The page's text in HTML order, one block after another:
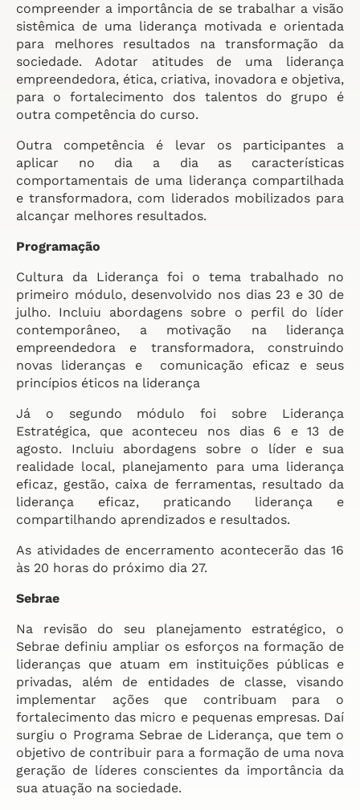
compreender a importância de se trabalhar a visão
sistêmica de uma liderança motivada e orientada
para melhores resultados na transformação da
sociedade. Adotar atitudes de uma liderança
empreendedora, ética, criativa, inovadora e objetiva,
para o fortalecimento dos talentos do grupo é
outra competência do curso.
Outra competência é levar os participantes a
aplicar no dia a dia as características
comportamentais de uma liderança compartilhada
e transformadora, com liderados mobilizados para
alcançar melhores resultados.
Programação
Cultura da Liderança foi o tema trabalhado no
primeiro módulo, desenvolvido nos dias 23 e 30 de
julho. Incluiu abordagens sobre o perfil do líder
contemporâneo, a motivação na liderança
empreendedora e transformadora, construindo
novas lideranças e comunicação eficaz e seus
princípios éticos na liderança
Já o segundo módulo foi sobre Liderança
Estratégica, que aconteceu nos dias 6 e 13 de
agosto. Incluiu abordagens sobre o líder e sua
realidade local, planejamento para uma liderança
eficaz, gestão, caixa de ferramentas, resultado da
liderança eficaz, praticando liderança e
compartilhando aprendizados e resultados.
As atividades de encerramento acontecerão das 16
às 20 horas do próximo dia 27.
Sebrae
Na revisão do seu planejamento estratégico, o
Sebrae definiu ampliar os esforços na formação de
lideranças que atuam em instituições públicas e
privadas, além de entidades de classe, visando
implementar ações que contribuam para o
fortalecimento das micro e pequenas empresas. Daí
surgiu o Programa Sebrae de Liderança, que tem o
objetivo de contribuir para a formação de uma nova
geração de líderes conscientes da importância da
sua atuação na sociedade.